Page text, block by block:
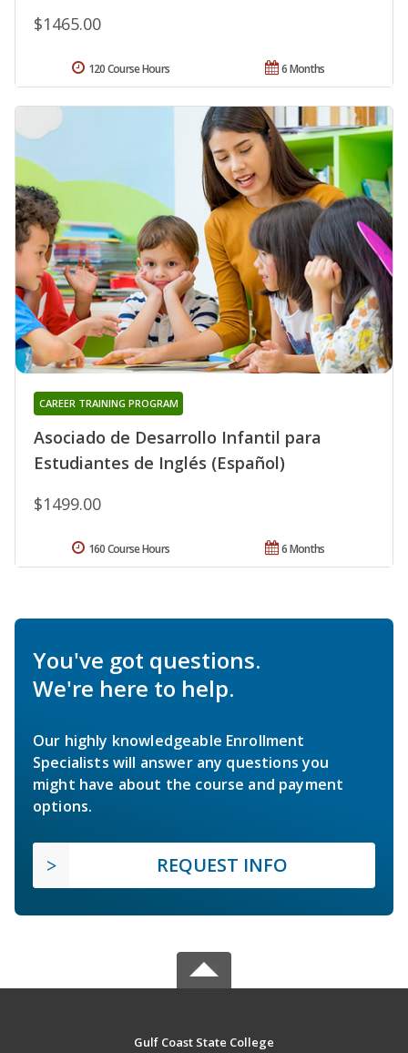
$1465.00
6 Months
120 Course Hours
Asociado de Desarrollo Infantil para
Estudiantes de Inglés (Español)
CAREER TRAINING PROGRAM
$1499.00
6 Months
160 Course Hours
You've got questions.
We're here to help.
Our highly knowledgeable Enrollment
Specialists will answer any questions you
might have about the course and payment
options.
REQUEST INFO
Gulf Coast State College